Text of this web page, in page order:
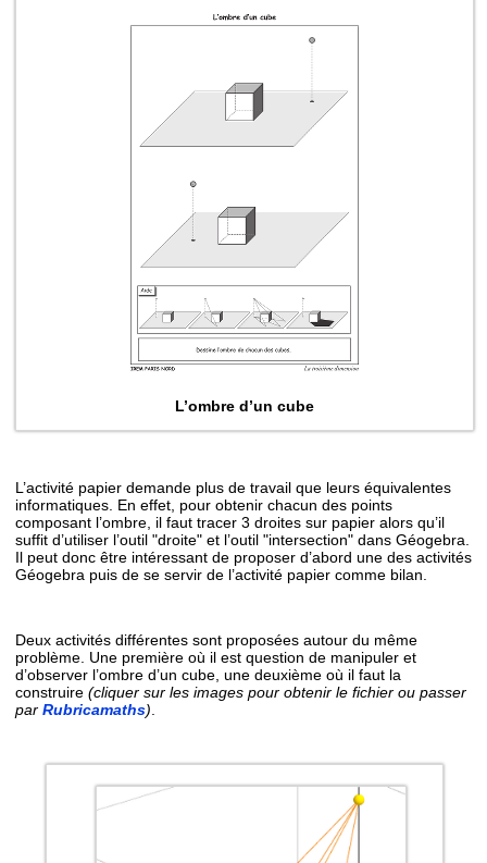
L’ombre d’un cube
L’activité papier demande plus de travail que leurs équivalentes
informatiques. En effet, pour obtenir chacun des points
composant l’ombre, il faut tracer 3 droites sur papier alors qu’il
suffit d’utiliser l’outil "droite" et l’outil "intersection" dans Géogebra.
Il peut donc être intéressant de proposer d’abord une des activités
Géogebra puis de se servir de l’activité papier comme bilan.
Deux activités différentes sont proposées autour du même
problème. Une première où il est question de manipuler et
d’observer l’ombre d’un cube, une deuxième où il faut la
construire (cliquer sur les images pour obtenir le fichier ou passer
par Rubricamaths)